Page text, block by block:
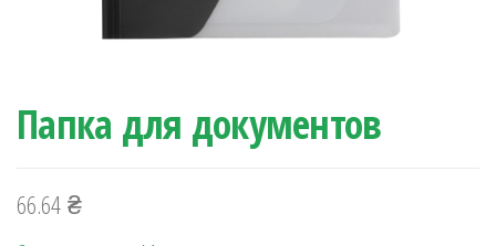
Папка для документов
66.64₴